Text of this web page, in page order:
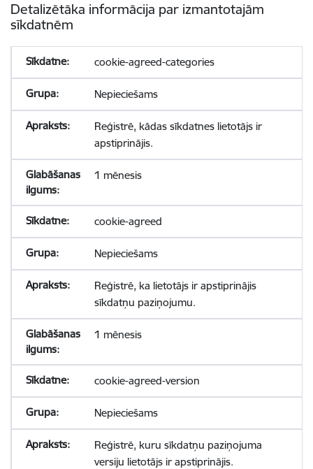
Detalizētāka informācija par izmantotajām
sīkdatnēm
cookie-agreed-categories
Nepieciešams
Reģistrē, kādas sīkdatnes lietotājs ir
apstiprinājis.
1 mēnesis
cookie-agreed
Nepieciešams
Reģistrē, ka lietotājs ir apstiprinājis
sīkdatņu paziņojumu.
1 mēnesis
cookie-agreed-version
Nepieciešams
Reģistrē, kuru sīkdatņu paziņojuma
versiju lietotājs ir apstiprinājis.